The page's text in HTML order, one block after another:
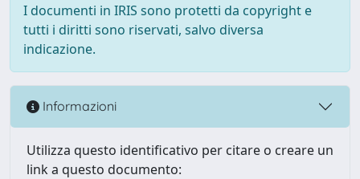
I documenti in IRIS sono protetti da copyright e
tutti i diritti sono riservati, salvo diversa
indicazione.
Informazioni
Utilizza questo identificativo per citare o creare un
link a questo documento: